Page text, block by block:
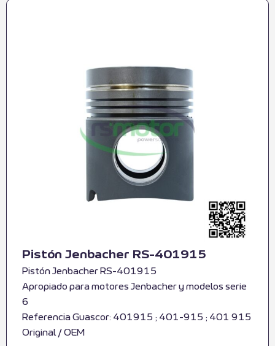
Pistón Jenbacher RS-401915
Pistón Jenbacher RS-401915
Apropiado para motores Jenbacher y modelos serie
6
Referencia Guascor: 401915 ; 401-915 ; 401 915
Original / OEM